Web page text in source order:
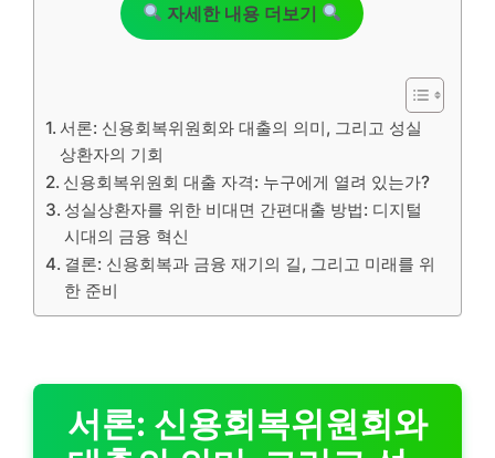
자세한 내용 더보기
서론: 신용회복위원회와 대출의 의미, 그리고 성실
상환자의 기회
신용회복위원회 대출 자격: 누구에게 열려 있는가?
성실상환자를 위한 비대면 간편대출 방법: 디지털
시대의 금융 혁신
결론: 신용회복과 금융 재기의 길, 그리고 미래를 위
한 준비
서론: 신용회복위원회와